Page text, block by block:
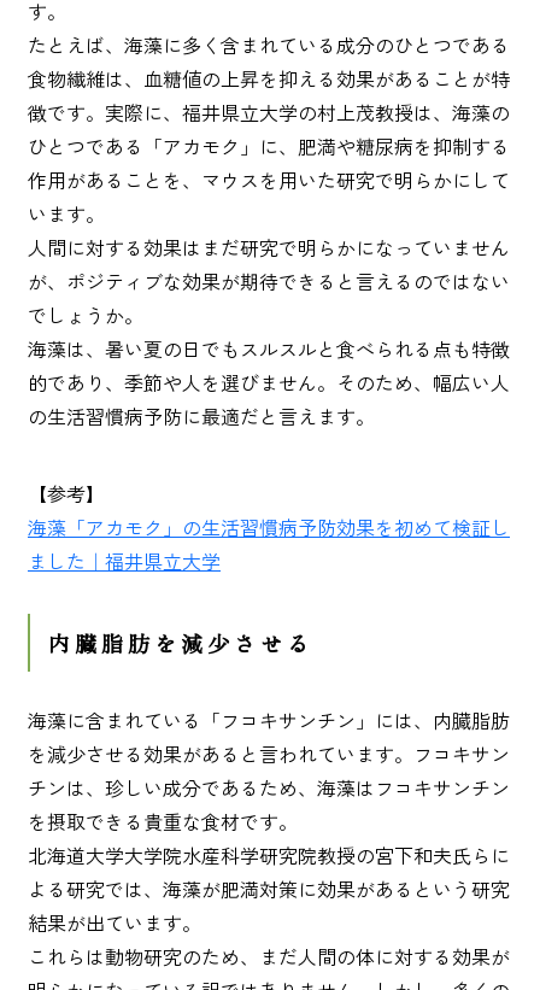
す。
たとえば、海藻に多く含まれている成分のひとつである
食物繊維は、血糖値の上昇を抑える効果があることが特
徴です。実際に、福井県立大学の村上茂教授は、海藻の
ひとつである「アカモク」に、肥満や糖尿病を抑制する
作用があることを、マウスを用いた研究で明らかにして
います。
人間に対する効果はまだ研究で明らかになっていません
が、ポジティブな効果が期待できると言えるのではない
でしょうか。
海藻は、暑い夏の日でもスルスルと食べられる点も特徴
的であり、季節や人を選びません。そのため、幅広い人
の生活習慣病予防に最適だと言えます。
【参考】
海藻「アカモク」の生活習慣病予防効果を初めて検証し
ました｜福井県立大学
内臓脂肪を減少させる
海藻に含まれている「フコキサンチン」には、内臓脂肪
を減少させる効果があると言われています。フコキサン
チンは、珍しい成分であるため、海藻はフコキサンチン
を摂取できる貴重な食材です。
北海道大学大学院水産科学研究院教授の宮下和夫氏らに
よる研究では、海藻が肥満対策に効果があるという研究
結果が出ています。
これらは動物研究のため、まだ人間の体に対する効果が